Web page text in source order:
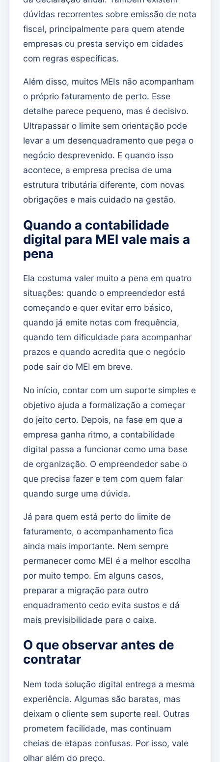
dúvidas recorrentes sobre emissão de nota
fiscal, principalmente para quem atende
empresas ou presta serviço em cidades
com regras específicas.
Além disso, muitos MEIs não acompanham
o próprio faturamento de perto. Esse
detalhe parece pequeno, mas é decisivo.
Ultrapassar o limite sem orientação pode
levar a um desenquadramento que pega o
negócio desprevenido. E quando isso
acontece, a empresa precisa de uma
estrutura tributária diferente, com novas
obrigações e mais cuidado na gestão.
Quando a contabilidade
digital para MEI vale mais a
pena
Ela costuma valer muito a pena em quatro
situações: quando o empreendedor está
começando e quer evitar erro básico,
quando já emite notas com frequência,
quando tem dificuldade para acompanhar
prazos e quando acredita que o negócio
pode sair do MEI em breve.
No início, contar com um suporte simples e
objetivo ajuda a formalização a começar
do jeito certo. Depois, na fase em que a
empresa ganha ritmo, a contabilidade
digital passa a funcionar como uma base
de organização. O empreendedor sabe o
que precisa fazer e tem com quem falar
quando surge uma dúvida.
Já para quem está perto do limite de
faturamento, o acompanhamento fica
ainda mais importante. Nem sempre
permanecer como MEI é a melhor escolha
por muito tempo. Em alguns casos,
preparar a migração para outro
enquadramento cedo evita sustos e dá
mais previsibilidade para o caixa.
O que observar antes de
contratar
Nem toda solução digital entrega a mesma
experiência. Algumas são baratas, mas
deixam o cliente sem suporte real. Outras
prometem facilidade, mas continuam
cheias de etapas confusas. Por isso, vale
olhar além do preço.